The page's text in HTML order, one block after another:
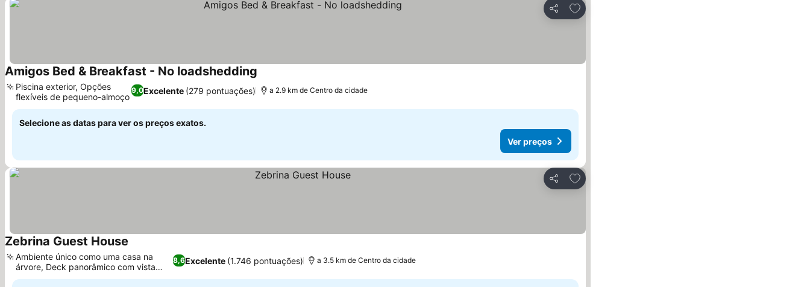
Partilhar
Adicionar aos favoritos
Amigos Bed & Breakfast - No loadshedding
9,0Excelente (279 pontuações)
Piscina exterior, Opções
flexíveis de pequeno-almoço
a 2.9 km de Centro da cidade
Selecione as datas para ver os preços exatos.
Ver preços
Partilhar
Adicionar aos favoritos
Zebrina Guest House
8,6Excelente (1.746 pontuações)
Ambiente único como uma casa na
árvore, Deck panorâmico com vista
para Lowveld
a 3.5 km de Centro da cidade